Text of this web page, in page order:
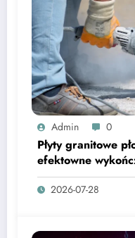
Admin 0
Płyty granitowe
efektowne
tarasów
2026-07-28